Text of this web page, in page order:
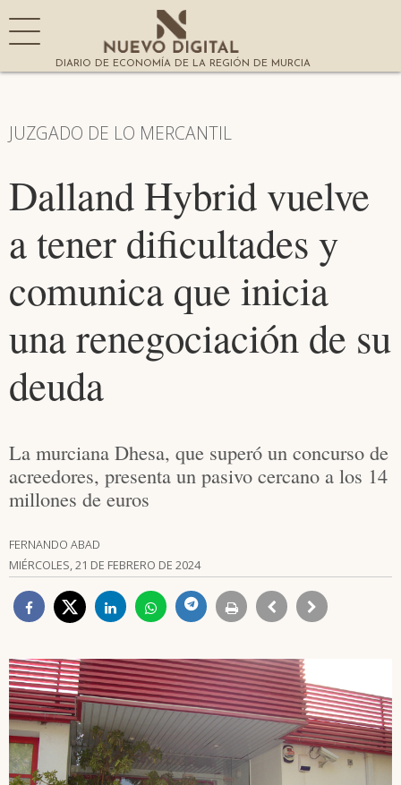
DIARIO DE ECONOMÍA DE LA REGIÓN DE MURCIA
JUZGADO DE LO MERCANTIL
Dalland Hybrid vuelve
a tener dificultades y
comunica que inicia
una renegociación de su
deuda
La murciana Dhesa, que superó un concurso de
acreedores, presenta un pasivo cercano a los 14
millones de euros
FERNANDO ABAD
MIÉRCOLES, 21 DE FEBRERO DE 2024